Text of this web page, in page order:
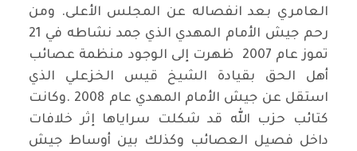
العامري بعد انفصاله عن المجلس الأعلى. ومن
رحم جيش الأمام المهدي الذي جمد نشاطه في 21
تموز عام 2007 ظهرت إلى الوجود منظمة عصائب
أهل الحق بقيادة الشيخ قيس الخزعلي الذي
استقل عن جيش الأمام المهدي عام 2008 .وكانت
كتائب حزب الله قد شكلت سراياها إثر خلافات
داخل فصيل العصائب وكذلك بين أوساط جيش